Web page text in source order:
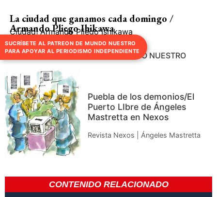
La ciudad que ganamos cada domingo /
Armando Pliego Ihikawa
Ciudad| Armando Pliego Ishikawa
UN DÍA COMO HOY EN MUNDO NUESTRO
Puebla de los demonios/El
Puerto LIbre de Ángeles
Mastretta en Nexos
Revista Nexos | Ángeles Mastretta
CONTENIDO RELACIONADO
SUCRÍBETE AL PATREON DE MUNDO NUESTRO
PARA APOYAR AL PERIODISMO INDEPENDIENTE